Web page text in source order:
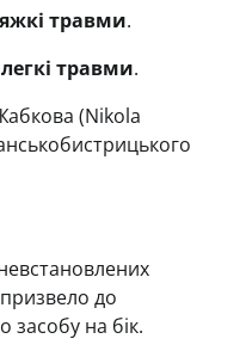
травми.
легкі травми.
(Nikola
до
засобу на бік.